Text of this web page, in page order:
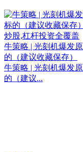
牛策略 | 光刻机爆发
的（建议收藏保存）
牛策略 | 光刻机爆发
的（建议...